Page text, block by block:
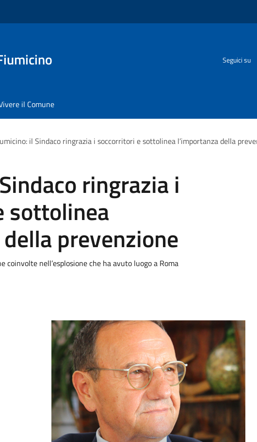
Seguici su
il Comune
il Sindaco ringrazia i soccorritori e sottolinea l’importanza della
ringrazia i
sottolinea
prevenzione
coinvolte nell’esplosione che ha avuto luogo a Roma